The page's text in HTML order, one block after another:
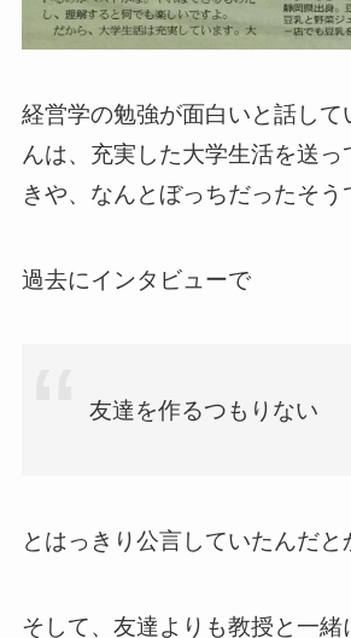
経営学の勉強が面白いと話して
んは、充実した大学生活を送っ
きや、なんとぼっちだったそう
過去にインタビューで
友達を作るつもりない
とはっきり公言していたんだと
そして、友達よりも教授と一緒